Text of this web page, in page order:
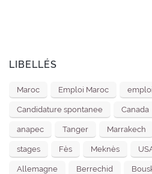
LIBELLÉS
Maroc Emploi Maroc emploi
Candidature spontanee Canada
anapec Tanger Marrakech
stages Fès Meknès
Allemagne Berrechid